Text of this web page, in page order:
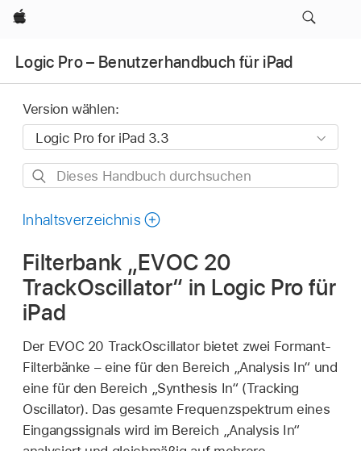
Apple
Logic Pro – Benutzerhandbuch für iPad
Version wählen:
Dieses
durchsuchen
Inhaltsverzeichnis
Filterbank „EVOC 20
TrackOscillator“ in Logic Pro für
iPad
Der EVOC 20 TrackOscillator bietet zwei Formant-
Filterbänke – eine für den Bereich „Analysis In“ und
eine für den Bereich „Synthesis In“ (Tracking
Oscillator). Das gesamte Frequenzspektrum eines
Eingangssignals wird im Bereich „Analysis In“